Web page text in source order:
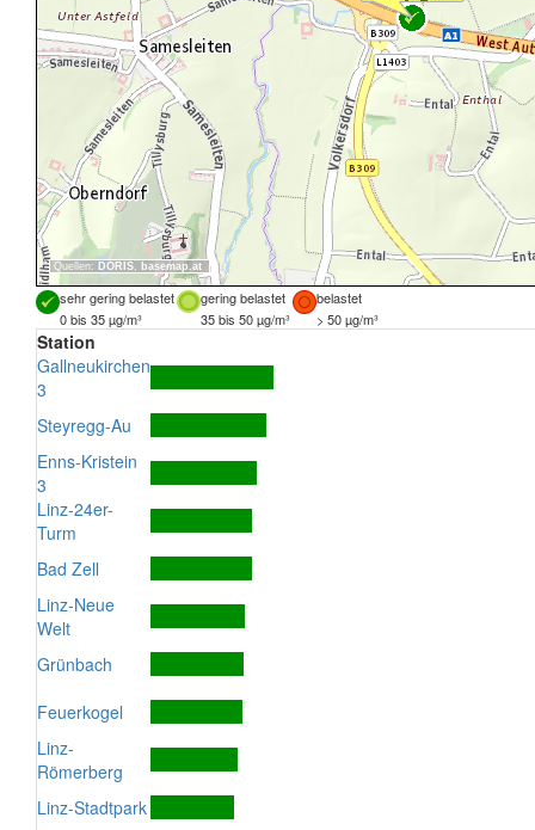
Quellen: DORIS, basemap.at
sehr gering belastet gering belastet
belastet
0 bis 35 µg/m³
35 bis 50 µg/m³ > 50 µg/m³
Station
Gallneukirchen
3
Steyregg-Au
Enns-Kristein
3
Linz-24er-
Turm
Bad Zell
Linz-Neue
Welt
Grünbach
Feuerkogel
Linz-
Römerberg
Linz-Stadtpark